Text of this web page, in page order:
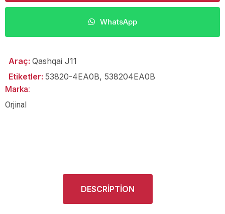
WhatsApp
Araç: Qashqai J11
Etiketler: 53820-4EA0B, 538204EA0B
Marka:
Orjinal
DESCRIPTION